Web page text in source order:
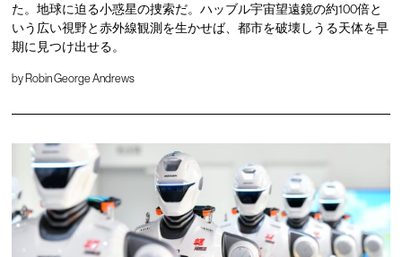
た。地球に迫る小惑星の捜索だ。ハッブル宇宙望遠鏡の約100倍と
いう広い視野と赤外線観測を生かせば、都市を破壊しうる天体を早
期に見つけ出せる。
by Robin George Andrews